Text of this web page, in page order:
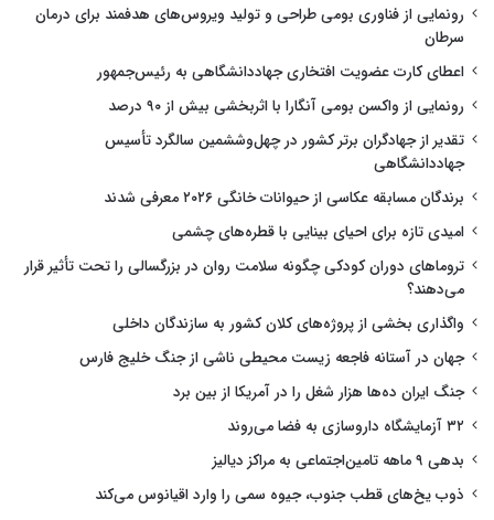
رونمایی از فناوری بومی طراحی و تولید ویروس‌های هدفمند برای درمان
سرطان
اعطای کارت عضویت افتخاری جهاددانشگاهی به رئیس‌جمهور
رونمایی از واکسن بومی آنگارا با اثربخشی بیش از ۹۰ درصد
تقدیر از جهادگران برتر کشور در چهل‌وششمین سالگرد تأسیس
جهاددانشگاهی
برندگان مسابقه عکاسی از حیوانات خانگی ۲۰۲۶ معرفی شدند
امیدی تازه برای احیای بینایی با قطره‌های چشمی
تروماهای دوران کودکی چگونه سلامت روان در بزرگسالی را تحت تأثیر قرار
می‌دهند؟
واگذاری بخشی از پروژه‌های کلان کشور به سازندگان داخلی
جهان در آستانه فاجعه زیست محیطی ناشی از جنگ خلیج فارس
جنگ ایران ده‌ها هزار شغل را در آمریکا از بین برد
۳۲ آزمایشگاه داروسازی به فضا می‌روند
بدهی ۹ ماهه تامین‌اجتماعی به مراکز دیالیز
ذوب یخ‌های قطب جنوب، جیوه سمی را وارد اقیانوس می‌کند